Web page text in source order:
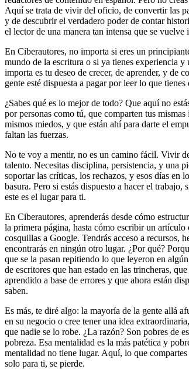
Aquí se trata de vivir del oficio, de convertir las
y de descubrir el verdadero poder de contar
el lector de una manera tan intensa que se vuelve
En Ciberautores, no importa si eres un
mundo de la escritura o si ya tienes experiencia
importa es tu deseo de crecer, de aprender, y de
gente esté dispuesta a pagar por leer lo que tienes
¿Sabes qué es lo mejor de todo? Que aquí no
por personas como tú, que comparten tus
mismos miedos, y que están ahí para darte el
faltan las fuerzas.
No te voy a mentir, no es un camino fácil. Vivir
talento. Necesitas disciplina, persistencia, y una
soportar las críticas, los rechazos, y esos días en
basura. Pero si estás dispuesto a hacer el trabajo,
este es el lugar para ti.
En Ciberautores, aprenderás desde cómo
la primera página, hasta cómo escribir un
cosquillas a Google. Tendrás acceso a recursos,
encontrarás en ningún otro lugar. ¿Por qué?
que se la pasan repitiendo lo que leyeron en
de escritores que han estado en las trincheras,
aprendido a base de errores y que ahora están
saben.
Es más, te diré algo: la mayoría de la gente allá
en su negocio o cree tener una idea
que nadie se lo robe. ¿La razón? Son pobres de
pobreza. Esa mentalidad es la más patética y
mentalidad no tiene lugar. Aquí, lo que
solo para ti, se pierde.